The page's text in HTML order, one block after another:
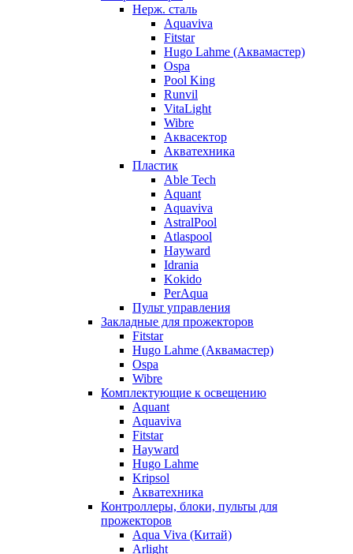
Нерж. сталь
Aquaviva
Fitstar
Hugo Lahme (Аквамастер)
Ospa
Pool King
Runvil
VitaLight
Wibre
Аквасектор
Акватехника
Пластик
Able Tech
Aquant
Aquaviva
AstralPool
Atlaspool
Hayward
Idrania
Kokido
PerAqua
Пульт управления
Закладные для прожекторов
Fitstar
Hugo Lahme (Аквамастер)
Ospa
Wibre
Комплектующие к освещению
Aquant
Aquaviva
Fitstar
Hayward
Hugo Lahme
Kripsol
Акватехника
Контроллеры, блоки, пульты для
прожекторов
Aqua Viva (Китай)
Arlight